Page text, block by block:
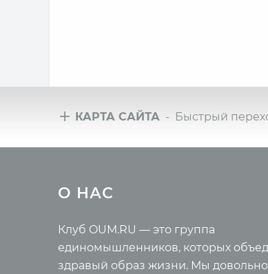
КАРТА САЙТА - Быстрый
Йога-туры с клубом OUM.RU
Фото йога-туров
Аудио отзывы о турах
О НАС
Клуб OUM.RU — это группа
единомышленников, которых
здравый образ жизни. Мы